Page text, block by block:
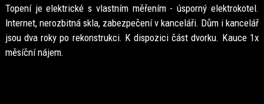
Topení je elektrické s vlastním měřením - úsporný elektrokotel.
Internet, nerozbitná skla, zabezpečení v kanceláři. Dům i kancelář
jsou dva roky po rekonstrukci. K dispozici část dvorku. Kauce 1x
měsíční nájem.